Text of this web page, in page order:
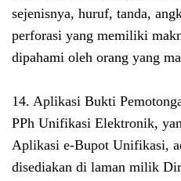
sejenisnya, huruf, tanda,
perforasi yang memiliki
dipahami oleh orang yang
14. Aplikasi Bukti
PPh Unifikasi Elektronik,
Aplikasi e-Bupot Unifikasi,
disediakan di laman milik